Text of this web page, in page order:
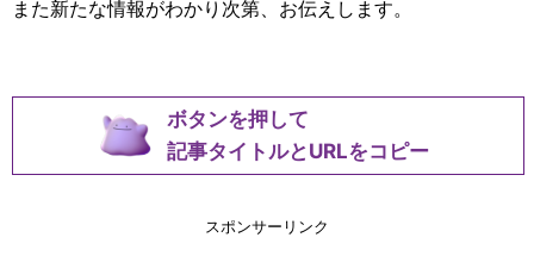
また新たな情報がわかり次第、お伝えします。
ボタンを押して
記事タイトルとURLをコピー
スポンサーリンク